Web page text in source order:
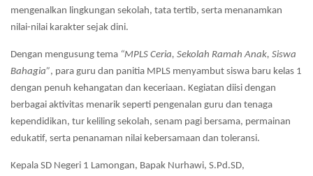
mengenalkan lingkungan sekolah, tata tertib, serta menanamkan
nilai-nilai karakter sejak dini.
Dengan mengusung tema “MPLS Ceria, Sekolah Ramah Anak, Siswa
Bahagia”, para guru dan panitia MPLS menyambut siswa baru kelas 1
dengan penuh kehangatan dan keceriaan. Kegiatan diisi dengan
berbagai aktivitas menarik seperti pengenalan guru dan tenaga
kependidikan, tur keliling sekolah, senam pagi bersama, permainan
edukatif, serta penanaman nilai kebersamaan dan toleransi.
Kepala SD Negeri 1 Lamongan, Bapak Nurhawi, S.Pd.SD,